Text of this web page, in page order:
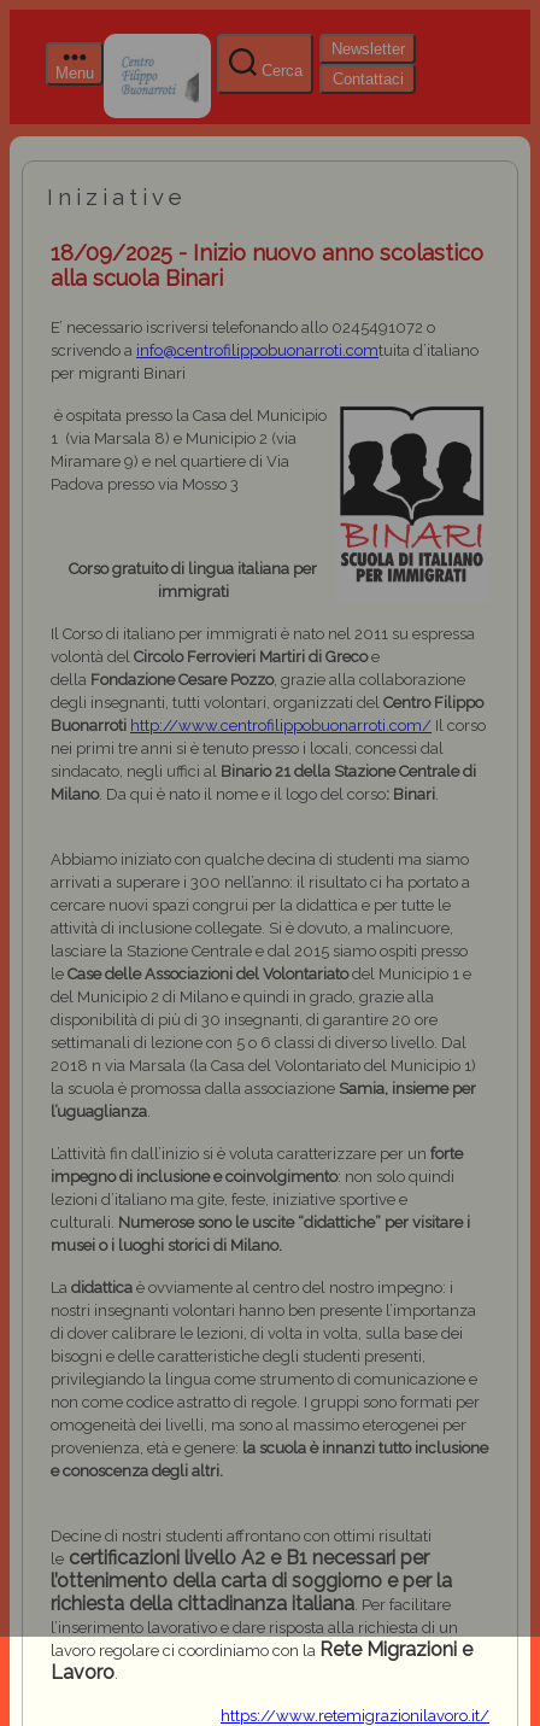
Menu Cerca
Newsletter
Contattaci
Iniziative
18/09/2025 - Inizio nuovo anno scolastico
alla scuola Binari
E’ necessario iscriversi telefonando allo 0245491072 o
scrivendo a info@centrofilippobuonarroti.comtuita d’italiano
per migranti Binari
è ospitata presso la Casa del Municipio
1 (via Marsala 8) e Municipio 2 (via
Miramare 9) e nel quartiere di Via
Padova presso via Mosso 3
Corso gratuito di lingua italiana per
immigrati
Il Corso di italiano per immigrati è nato nel 2011 su espressa
volontà del Circolo Ferrovieri Martiri di Grecoe
della Fondazione Cesare Pozzo, grazie alla collaborazione
degli insegnanti, tutti volontari, organizzati del Centro Filippo
Buonarroti http://www.centrofilippobuonarroti.com/ Il corso
nei primi tre anni si è tenuto presso i locali, concessi dal
sindacato, negli uffici al Binario 21 della Stazione Centrale di
Milano. Da qui è nato il nome e il logo del corso: Binari.
Abbiamo iniziato con qualche decina di studenti ma siamo
arrivati a superare i 300 nell’anno: il risultato ci ha portato a
cercare nuovi spazi congrui per la didattica e per tutte le
attività di inclusione collegate. Si è dovuto, a malincuore,
lasciare la Stazione Centrale e dal 2015 siamo ospiti presso
le Case delle Associazioni del Volontariatodel Municipio 1 e
del Municipio 2 di Milano e quindi in grado, grazie alla
disponibilità di più di 30 insegnanti, di garantire 20 ore
settimanali di lezione con 5 o 6 classi di diverso livello. Dal
2018 n via Marsala (la Casa del Volontariato del Municipio 1)
la scuola è promossa dalla associazione Samia, insieme per
l’uguaglianza.
L’attività fin dall’inizio si è voluta caratterizzare per un forte
impegno di inclusione e coinvolgimento: non solo quindi
lezioni d’italiano ma gite, feste, iniziative sportive e
culturali. Numerose sono le uscite “didattiche” per visitare i
musei o i luoghi storici di Milano.
La didattica è ovviamente al centro del nostro impegno: i
nostri insegnanti volontari hanno ben presente l’importanza
di dover calibrare le lezioni, di volta in volta, sulla base dei
bisogni e delle caratteristiche degli studenti presenti,
privilegiando la lingua come strumento di comunicazione e
non come codice astratto di regole. I gruppi sono formati per
omogeneità dei livelli, ma sono al massimo eterogenei per
provenienza, età e genere: la scuola è innanzi tutto inclusione
e conoscenza degli altri.
Decine di nostri studenti affrontano con ottimi risultati
le certificazioni livello A2 e B1 necessari per
l’ottenimento della carta di soggiorno e per la
richiesta della cittadinanza italiana. Per facilitare
l’inserimento lavorativo e dare risposta alla richiesta di un
lavoro regolare ci coordiniamo con la Rete Migrazioni e
Lavoro.
https://www.retemigrazionilavoro.it/